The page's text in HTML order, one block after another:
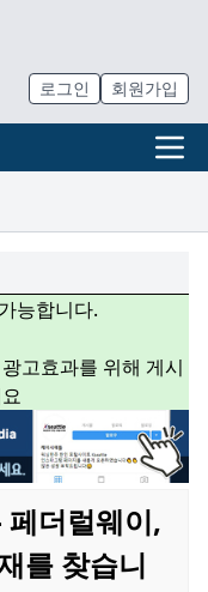
로그인 회원가입
능합니다.
고효과를 위해 게시
더럴웨이,
를 찾습니